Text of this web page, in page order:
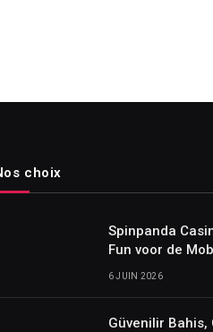
choix
Spinpanda
Fun voor de
6 JUIN 2026
Güvenilir Bahis,